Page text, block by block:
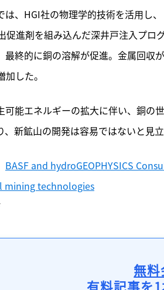
、HGI社の物理学的技術を活用し
促進剤を組み込んだ深井戸注入プ
最終的に銅の溶解が促進。金属回収
した。
能エネルギーの拡大に伴い、銅の
、新鉱山の開発は容易ではないと見
BASF and hydroGEOPHYSICS
mining technologies
無
有料記事を